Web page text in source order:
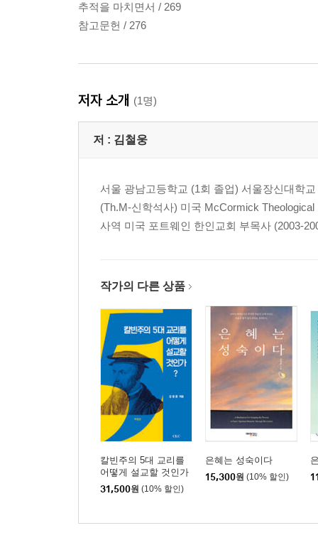
추적을 마치면서 / 269
참고문헌 / 276
저자 소개 (1명)
저 : 김철웅
서울 광남고등학교 (1회 졸업) 서울장신대학
(Th.M-신학석사) 미국 McCormick
사역 미국 포트웨인 한인교회 부목사 (2003-
작가의 다른 상품
칼빈주의 5대 교리를
어떻게 설교할 것인가
31,500원 (10% 할인)
은혜는 성숙이다
15,300원 (10% 할인)